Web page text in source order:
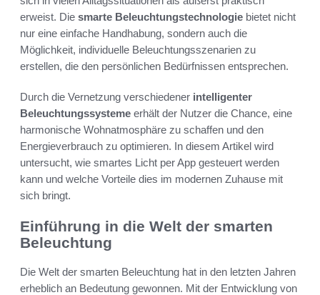
erweist. Die smarte Beleuchtungstechnologie bietet nicht
nur eine einfache Handhabung, sondern auch die
Möglichkeit, individuelle Beleuchtungsszenarien zu
erstellen, die den persönlichen Bedürfnissen entsprechen.
Durch die Vernetzung verschiedener intelligenter
Beleuchtungssysteme erhält der Nutzer die Chance, eine
harmonische Wohnatmosphäre zu schaffen und den
Energieverbrauch zu optimieren. In diesem Artikel wird
untersucht, wie smartes Licht per App gesteuert werden
kann und welche Vorteile dies im modernen Zuhause mit
sich bringt.
Einführung in die Welt der smarten
Beleuchtung
Die Welt der smarten Beleuchtung hat in den letzten Jahren
erheblich an Bedeutung gewonnen. Mit der Entwicklung von